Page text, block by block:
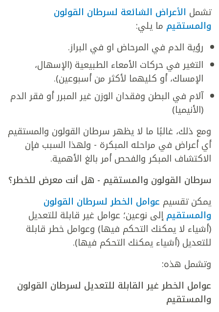
تشمل الأعراض الشائعة لسرطان القولون
والمستقيم ما يلي:
رؤية الدم في المرحاض او في البراز.
التغير في حركات الأمعاء الطبيعية (الإسهال،
الإمساك، أو كليهما لأكثر من أسبوعين).
آلام في البطن وفقدان الوزن غير المبرر أو فقر الدم
(الأنيميا)
ومع ذلك، غالبًا ما لا يظهر سرطان القولون والمستقيم
أي أعراض في مراحله المبكرة - ولهذا السبب فإن
الاكتشاف المبكر والفحص أمر بالغ الأهمية.
سرطان القولون والمستقيم - هل أنت معرض للخطر؟
يمكن تقسيم عوامل الخطر لسرطان القولون
والمستقيمإلى نوعين؛ عوامل غير قابلة للتعديل
(أشياء لا يمكنك التحكم فيها) وعوامل خطر قابلة
للتعديل (أشياء يمكنك التحكم فيها).
وتشمل هذه:
عوامل الخطر غير القابلة للتعديل لسرطان القولون
والمستقيم